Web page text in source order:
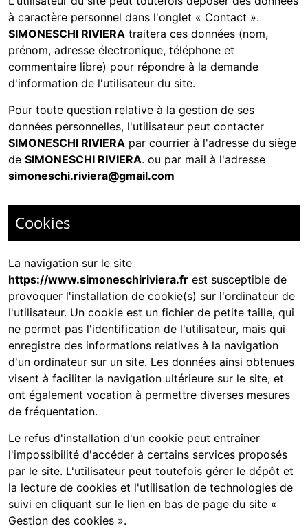
à caractère personnel dans l'onglet « Contact ».
SIMONESCHI RIVIERA traitera ces données (nom,
prénom, adresse électronique, téléphone et
commentaire libre) pour répondre à la demande
d'information de l'utilisateur du site.
Pour toute question relative à la gestion de ses
données personnelles, l'utilisateur peut contacter
SIMONESCHI RIVIERA par courrier à l'adresse du siège
de SIMONESCHI RIVIERA. ou par mail à l'adresse
simoneschi.riviera@gmail.com
Cookies
La navigation sur le site
https://www.simoneschiriviera.fr est susceptible de
provoquer l'installation de cookie(s) sur l'ordinateur de
l'utilisateur. Un cookie est un fichier de petite taille, qui
ne permet pas l'identification de l'utilisateur, mais qui
enregistre des informations relatives à la navigation
d'un ordinateur sur un site. Les données ainsi obtenues
visent à faciliter la navigation ultérieure sur le site, et
ont également vocation à permettre diverses mesures
de fréquentation.
Le refus d'installation d'un cookie peut entraîner
l'impossibilité d'accéder à certains services proposés
par le site. L'utilisateur peut toutefois gérer le dépôt et
la lecture de cookies et l'utilisation de technologies de
suivi en cliquant sur le lien en bas de page du site «
Gestion des cookies ».